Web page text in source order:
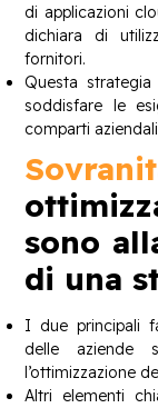
di applicazioni
dichiara di
fornitori.
Questa
soddisfare le
comparti
sono
di una
I due principali
delle aziende
l’ottimizzazione
Altri elementi